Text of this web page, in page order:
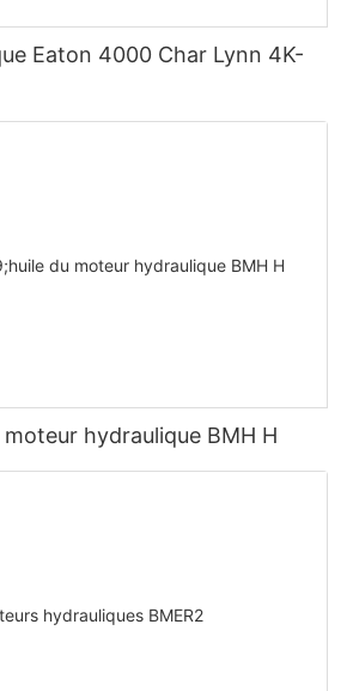
Eaton 4000 Char Lynn 4K-
hydraulique BMH H